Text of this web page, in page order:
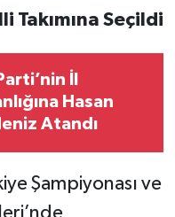
Takımına Seçildi
İl
Hasan
Atandı
Şampiyonası ve